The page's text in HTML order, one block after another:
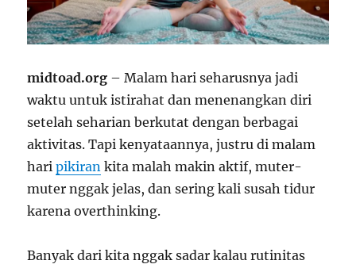
midtoad.org – Malam hari seharusnya jadi
waktu untuk istirahat dan menenangkan diri
setelah seharian berkutat dengan berbagai
aktivitas. Tapi kenyataannya, justru di malam
haripikiran kita malah makin aktif, muter-
muter nggak jelas, dan sering kali susah tidur
karena overthinking.
Banyak dari kita nggak sadar kalau rutinitas